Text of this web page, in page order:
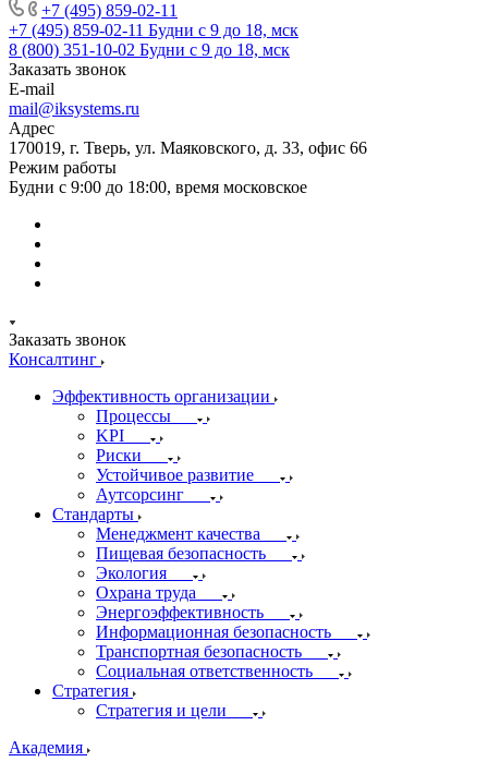
+7 (495) 859-02-11
+7 (495) 859-02-11 Будни с 9 до 18, мск
8 (800) 351-10-02 Будни с 9 до 18, мск
Заказать звонок
E-mail
mail@iksystems.ru
Адрес
170019, г. Тверь, ул. Маяковского, д. 33, офис 66
Режим работы
Будни с 9:00 до 18:00, время московское
Заказать звонок
Консалтинг
Эффективность организации
Процессы
KPI
Риски
Устойчивое развитие
Аутсорсинг
Стандарты
Менеджмент качества
Пищевая безопасность
Экология
Охрана труда
Энергоэффективность
Информационная безопасность
Транспортная безопасность
Социальная ответственность
Стратегия
Стратегия и цели
Академия